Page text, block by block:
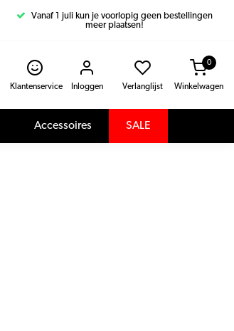
Vanaf 1 juli kun je voorlopig geen bestellingen
meer plaatsen!
Klantenservice Inloggen Verlanglijst Winkelwagen
0
Accessoires SALE